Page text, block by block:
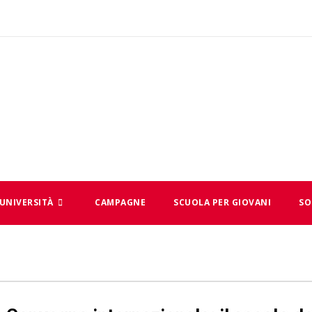
UNIVERSITÀ CAMPAGNE SCUOLA PER GIOVANI